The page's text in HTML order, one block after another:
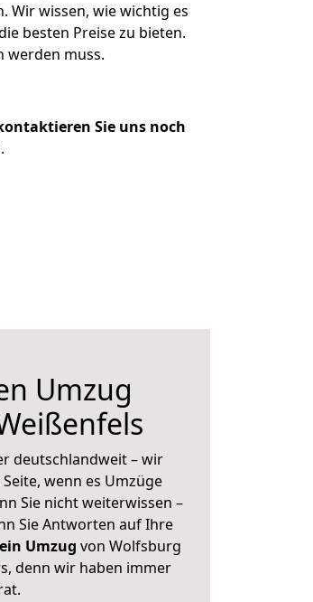
Wir wissen, wie wichtig es
besten Preise zu bieten.
werden muss.
Sie uns noch
Umzug
deutschlandweit – wir
wenn es Umzüge
Sie nicht weiterwissen –
Sie Antworten auf Ihre
Umzug von Wolfsburg
denn wir haben immer